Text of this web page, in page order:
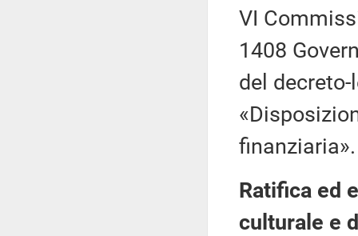
VI
1408
del
finanziaria».
Ratifica ed
culturale e